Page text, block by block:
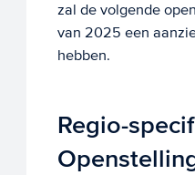
zal de volgende
van 2025 een
hebben.
Regio-